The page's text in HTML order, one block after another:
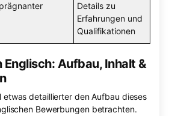
prägnanter
Details zu
Erfahrungen und
Qualifikationen
Aufbau, Inhalt &
etwas detaillierter den Aufbau dieses
Bewerbungen betrachten.